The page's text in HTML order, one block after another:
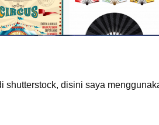
shutterstock, disini saya